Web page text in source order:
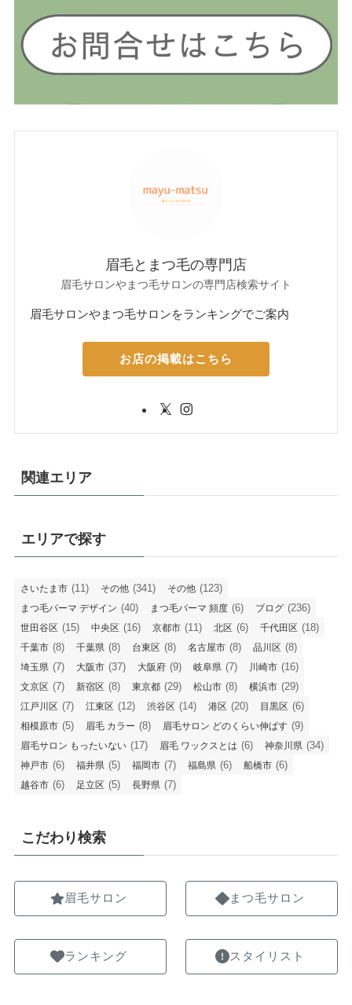
眉毛とまつ毛の専門店
眉毛サロンやまつ毛サロンの専門店検索サイト
眉毛サロンやまつ毛サロンをランキングでご案内
お店の掲載はこちら
関連エリア
エリアで探す
さいたま市 (11) その他 (341) その他 (123)
まつ毛パーマ デザイン (40) まつ毛パーマ 頻度 (6) ブログ (236)
世田谷区 (15) 中央区 (16) 京都市 (11) 北区 (6) 千代田区 (18)
千葉市 (8) 千葉県 (8) 台東区 (8) 名古屋市 (8) 品川区 (8)
埼玉県 (7) 大阪市 (37) 大阪府 (9) 岐阜県 (7) 川崎市 (16)
文京区 (7) 新宿区 (8) 東京都 (29) 松山市 (8) 横浜市 (29)
江戸川区 (7) 江東区 (12) 渋谷区 (14) 港区 (20) 目黒区 (6)
相模原市 (5) 眉毛 カラー (8) 眉毛サロン どのくらい伸ばす (9)
眉毛サロン もったいない (17) 眉毛 ワックスとは (6) 神奈川県 (34)
神戸市 (6) 福井県 (5) 福岡市 (7) 福島県 (6) 船橋市 (6)
越谷市 (6) 足立区 (5) 長野県 (7)
こだわり検索
眉毛サロン
ランキング
まつ毛サロン
スタイリスト